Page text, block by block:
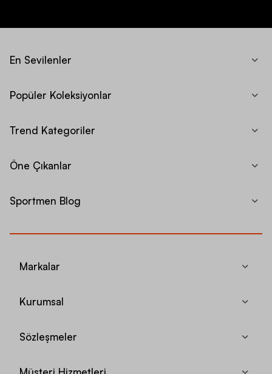
En Sevilenler
Popüler Koleksiyonlar
Trend Kategoriler
Öne Çıkanlar
Sportmen Blog
Markalar
Kurumsal
Sözleşmeler